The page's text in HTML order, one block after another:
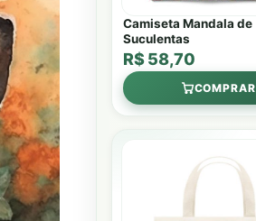
Camiseta Mandala de
Suculentas
R$ 58,70
COMPRAR